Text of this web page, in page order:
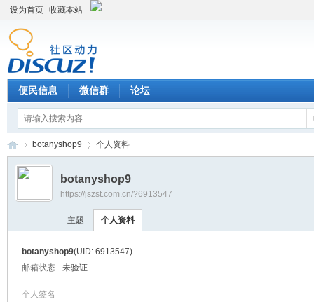
设为首页 收藏本站
便民信息 微信群 论坛
›
botanyshop9 个人资料
botanyshop9
https://jszst.com.cn/?6913547
主题 个人资料
botanyshop9(UID: 6913547)
邮箱状态
未验证
个人签名